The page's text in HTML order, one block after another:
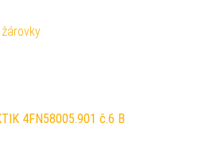
4FN58005.901 č.6 B